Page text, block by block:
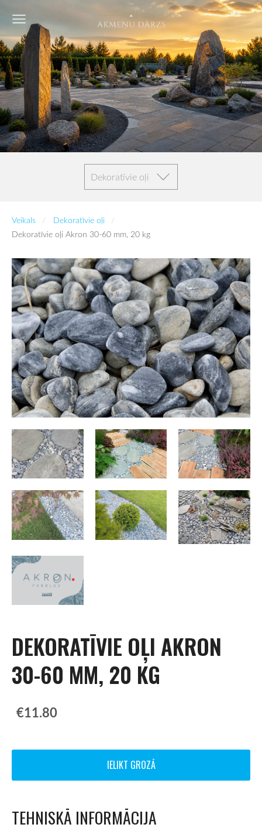
Dekoratīvie oļi
Veikals
Dekoratīvie oļi
Dekoratīvie oļi Akron 30-60 mm, 20 kg
DEKORATĪVIE OĻI AKRON
30-60 MM, 20 KG
€11.80
IELIKT GROZĀ
TEHNISKĀ INFORMĀCIJA